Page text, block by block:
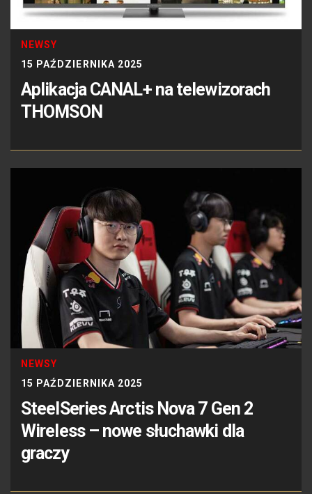
NEWSY
15 PAŹDZIERNIKA 2025
Aplikacja CANAL+ na telewizorach
THOMSON
NEWSY
15 PAŹDZIERNIKA 2025
SteelSeries Arctis Nova 7 Gen 2
Wireless – nowe słuchawki dla
graczy